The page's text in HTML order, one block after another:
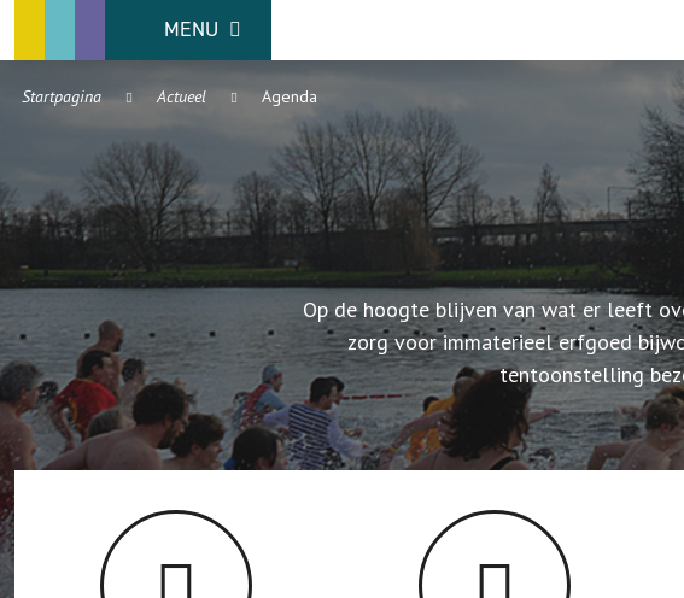
MENU
Startpagina Actueel Agenda
Op de hoogte blijven van wat er leeft
zorg voor immaterieel erfgoed
tentoonstelling